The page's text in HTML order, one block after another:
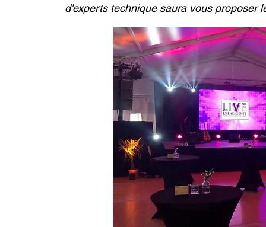
d'experts technique saura vous proposer